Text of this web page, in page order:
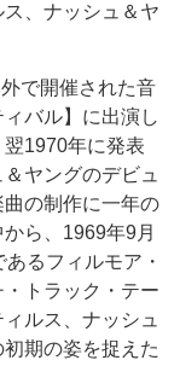
、ナッシュ＆ヤ
で開催された音
バル】に出演し
1970年に発表
ヤングのデビュ
の制作に一年の
ら、1969年9月
るフィルモア・
トラック・テー
ルス、ナッシュ
期の姿を捉えた